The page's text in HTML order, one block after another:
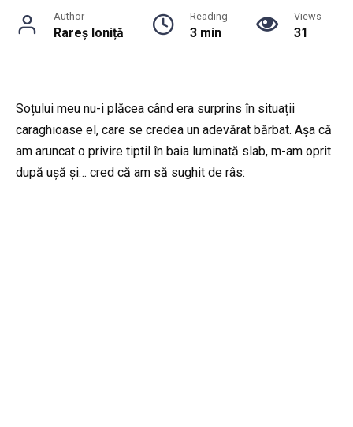
Author
Rareș Ioniță
Reading
3 min
Views
31
Soțului meu nu-i plăcea când era surprins în situații
caraghioase el, care se credea un adevărat bărbat. Așa că
am aruncat o privire tiptil în baia luminată slab, m-am oprit
după ușă și… cred că am să sughit de râs: